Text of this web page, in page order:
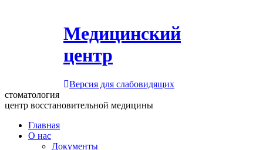
Медицинский
центр
Версия для слабовидящих
стоматология
центр восстановительной медицины
Главная
О нас
Документы